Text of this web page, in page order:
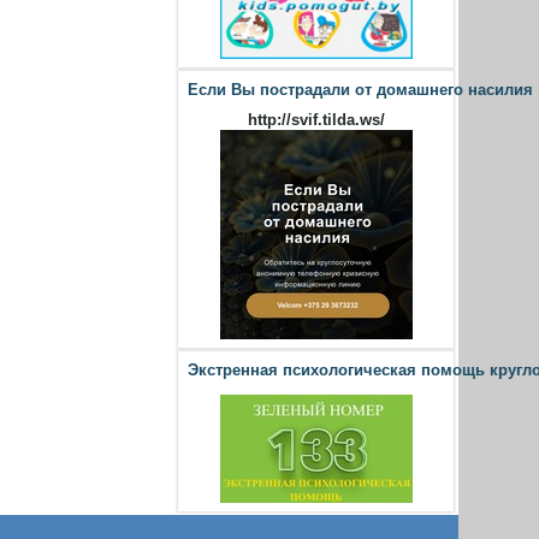
Если Вы пострадали от домашнего насилия
http://svif.tilda.ws/
Экстренная психологическая помощь